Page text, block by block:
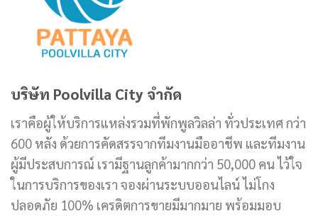
บริษัท Poolvilla City จำกัด
เราคือผู้ให้บริการแหล่งรวมที่พักพูลวิลล่า ทั่วประเทศ กว่า
600 หลัง ด้วยการคัดสรรจากทีมงานมืออาชีพ และทีมงาน
ผู้มีประสบการณ์ เรามีฐานลูกค้ามากกว่า 50,000 คน ไว้ใจ
ในการบริการของเรา จองผ่านระบบออนไลน์ ไม่โกง
ปลอดภัย 100% เครดิตการขายมีมากมาย พร้อมมอบ